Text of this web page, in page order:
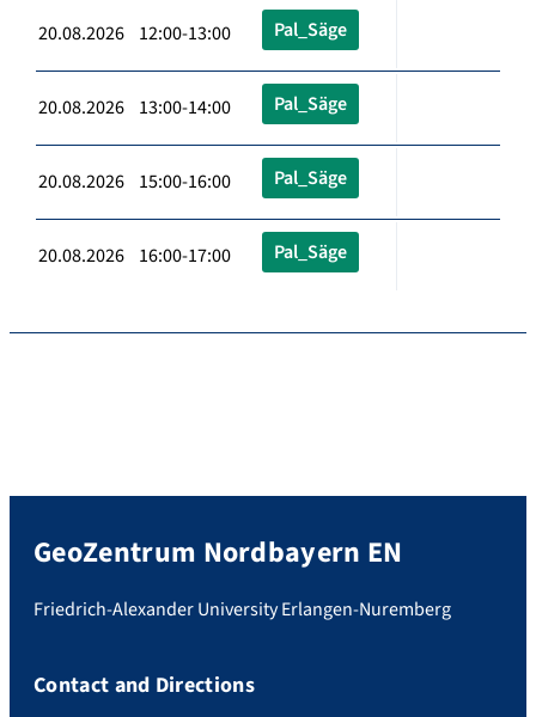
20.08.2026 12:00-13:00 Pal_Säge
20.08.2026 13:00-14:00 Pal_Säge
20.08.2026 15:00-16:00 Pal_Säge
20.08.2026 16:00-17:00 Pal_Säge
GeoZentrum Nordbayern EN
Friedrich-Alexander University Erlangen-Nuremberg
Contact and Directions